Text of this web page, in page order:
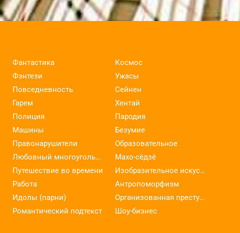
Фантастика
Космос
Фэнтези
Ужасы
Повседневность
Сейнен
Гарем
Хентай
Полиция
Пародия
Машины
Безумие
Правонарушители
Образовательное
Любовный многоугольник
Махо-сёдзё
Путешествие во времени
Изобразительное искусство
Работа
Антропоморфизм
Идолы (парни)
Организованная преступность
Романтический подтекст
Шоу-бизнес